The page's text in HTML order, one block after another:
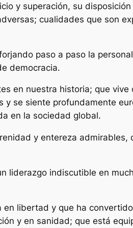
y superación, su
cualidades que son
paso a paso la
democracia.
en nuestra historia; que vive
se siente profundamente
en la sociedad global.
y entereza admirables,
liderazgo indiscutible en
libertad y que ha
y en sanidad; que está